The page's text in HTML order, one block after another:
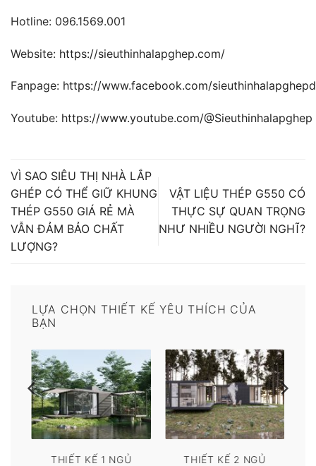
Hotline: 096.1569.001
Website: https://sieuthinhalapghep.com/
Fanpage: https://www.facebook.com/
Youtube: https://www.youtube.com/@Sieuthinhalapghep
VÌ SAO SIÊU THỊ NHÀ LẮP
GHÉP CÓ THỂ GIỮ KHUNG
THÉP G550 GIÁ RẺ MÀ
VẪN ĐẢM BẢO CHẤT
LƯỢNG?
VẬT LIỆU THÉP G550 CÓ
THỰC SỰ QUAN TRỌNG
NHƯ NHIỀU NGƯỜI NGHĨ?
LỰA CHỌN THIẾT KẾ YÊU THÍCH CỦA
BẠN
THIẾT KẾ 1 NGỦ THIẾT KẾ 2 NGỦ